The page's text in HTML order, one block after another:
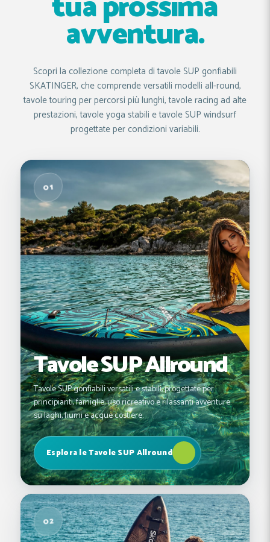
avventura.
Scopri la collezione completa di tavole SUP gonfiabili
SKATINGER, che comprende versatili modelli all-round,
tavole touring per percorsi più lunghi, tavole racing ad alte
prestazioni, tavole yoga stabili e tavole SUP windsurf
progettate per condizioni variabili.
01
Tavole SUP Allround
Tavole SUP gonfiabili versatili e stabili, progettate per
principianti, famiglie, uso ricreativo e rilassanti avventure
su laghi, fiumi e acque costiere.
Esplora le Tavole SUP Allround
02